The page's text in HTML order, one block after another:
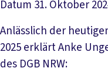
Datum 31. Oktober
Anlässlich der
2025 erklärt Anke
des DGB NRW: